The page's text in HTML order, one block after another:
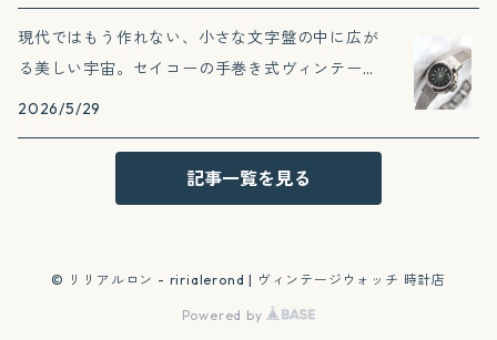
現代ではもう作れない、小さな文字盤の中に広が
る美しい宇宙。セイコーの手巻き式ヴィンテー
ジ。
2026/5/29
記事一覧を見る
© リリアルロン - ririalerond | ヴィンテージウォッチ 時計店
Powered by